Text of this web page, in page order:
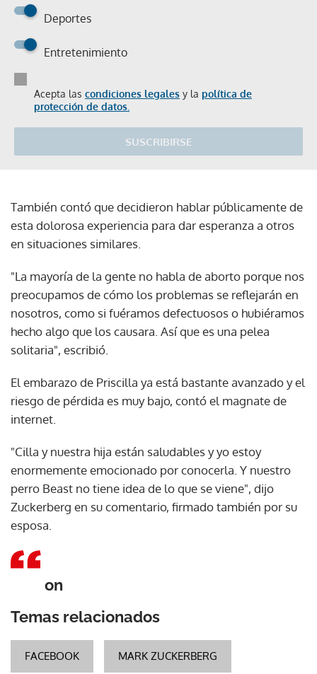
Deportes
Entretenimiento
Acepta las condiciones legales y la política de
protección de datos.
SUSCRIBIRSE
También contó que decidieron hablar públicamente de
esta dolorosa experiencia para dar esperanza a otros
en situaciones similares.
"La mayoría de la gente no habla de aborto porque nos
preocupamos de cómo los problemas se reflejarán en
nosotros, como si fuéramos defectuosos o hubiéramos
hecho algo que los causara. Así que es una pelea
solitaria", escribió.
El embarazo de Priscilla ya está bastante avanzado y el
riesgo de pérdida es muy bajo, contó el magnate de
internet.
"Cilla y nuestra hija están saludables y yo estoy
enormemente emocionado por conocerla. Y nuestro
perro Beast no tiene idea de lo que se viene", dijo
Zuckerberg en su comentario, firmado también por su
esposa.
on
Temas relacionados
FACEBOOK MARK ZUCKERBERG